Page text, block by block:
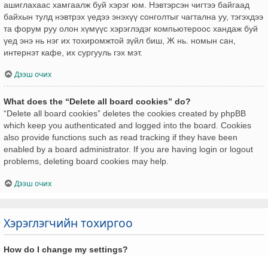
ашиглахаас хамгаалж буй хэрэг юм. Нэвтэрсэн чигтээ байгаад
байхын тулд нэвтрэх үедээ энэхүү сонголтыг чагтална уу, тэгэхдээ
та форум руу олон хүмүүс хэрэглэдэг компьютероос хандаж буй
үед энэ нь нэг их тохиромжтой зүйл биш, Ж нь. номын сан,
интернэт кафе, их сургууль гэх мэт.
Дээш очих
What does the “Delete all board cookies” do?
“Delete all board cookies” deletes the cookies created by phpBB
which keep you authenticated and logged into the board. Cookies
also provide functions such as read tracking if they have been
enabled by a board administrator. If you are having login or logout
problems, deleting board cookies may help.
Дээш очих
Хэрэглэгчийн тохиргоо
How do I change my settings?